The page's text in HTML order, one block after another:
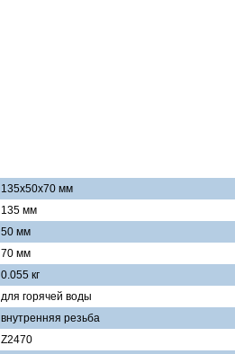
135x50x70 мм
135 мм
50 мм
70 мм
0.055 кг
для горячей воды
внутренняя резьба
Z2470